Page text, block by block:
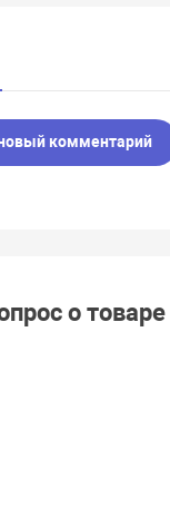
комментарий
о товаре